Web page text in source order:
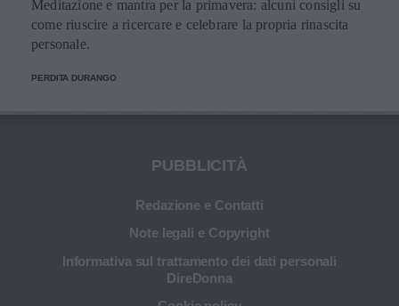
Meditazione e mantra per la primavera: alcuni consigli su
come riuscire a ricercare e celebrare la propria rinascita
personale.
PERDITA DURANGO
PUBBLICITÀ
Redazione e Contatti
Note legali e Copyright
Informativa sul trattamento dei dati personali
DireDonna